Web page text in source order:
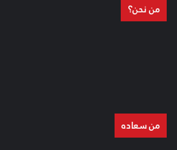
من نحن؟
من سعاده